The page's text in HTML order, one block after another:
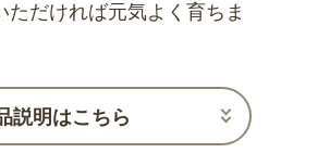
ただければ元気よく育ちま
説明はこちら